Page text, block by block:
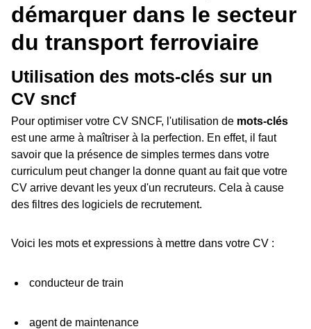
démarquer dans le secteur
du transport ferroviaire
Utilisation des mots-clés sur un
CV sncf
Pour optimiser votre CV SNCF, l'utilisation de mots-clés
est une arme à maîtriser à la perfection. En effet, il faut
savoir que la présence de simples termes dans votre
curriculum peut changer la donne quant au fait que votre
CV arrive devant les yeux d'un recruteurs. Cela à cause
des filtres des logiciels de recrutement.
Voici les mots et expressions à mettre dans votre CV :
conducteur de train
agent de maintenance